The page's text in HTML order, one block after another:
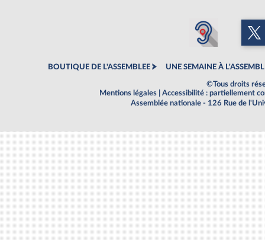
BOUTIQUE DE L'ASSEMBLEE UNE SEMAINE À
©Tous droits
Mentions légales
Accessibilité : partiellement
Assemblée nationale - 126 Rue de